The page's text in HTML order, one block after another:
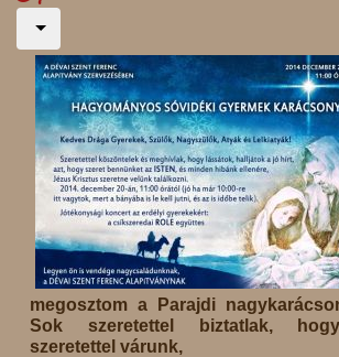
megosztom a Parajdi
Sok szeretettel biztatlak,
szeretettel várunk,